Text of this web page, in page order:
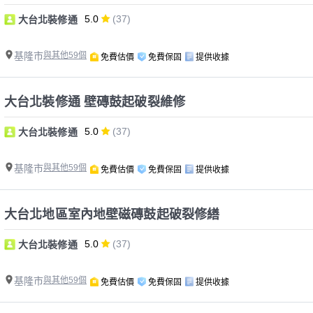
大台北裝修通 5.0 (37)
基隆市與其他59個 免費估價 免費保固 提供收據
大台北裝修通 壁磚鼓起破裂維修
大台北裝修通 5.0 (37)
基隆市與其他59個 免費估價 免費保固 提供收據
大台北地區室內地壁磁磚鼓起破裂修繕
大台北裝修通 5.0 (37)
基隆市與其他59個 免費估價 免費保固 提供收據